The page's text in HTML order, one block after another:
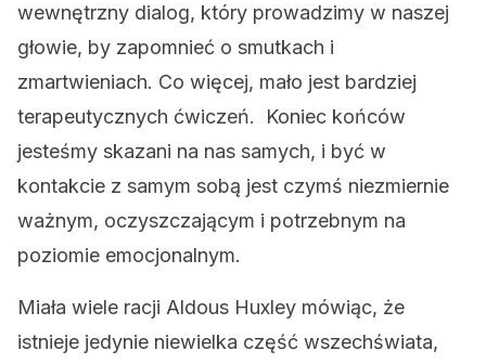
wewnętrzny dialog, który prowadzimy w naszej
głowie, by zapomnieć o smutkach i
zmartwieniach. Co więcej, mało jest bardziej
terapeutycznych ćwiczeń. Koniec końców
jesteśmy skazani na nas samych, i być w
kontakcie z samym sobą jest czymś niezmiernie
ważnym, oczyszczającym i potrzebnym na
poziomie emocjonalnym.
Miała wiele racji Aldous Huxley mówiąc, że
istnieje jedynie niewielka część wszechświata,